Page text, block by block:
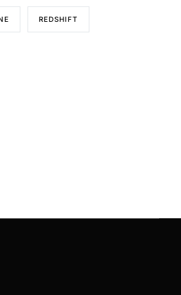
REDSHIFT